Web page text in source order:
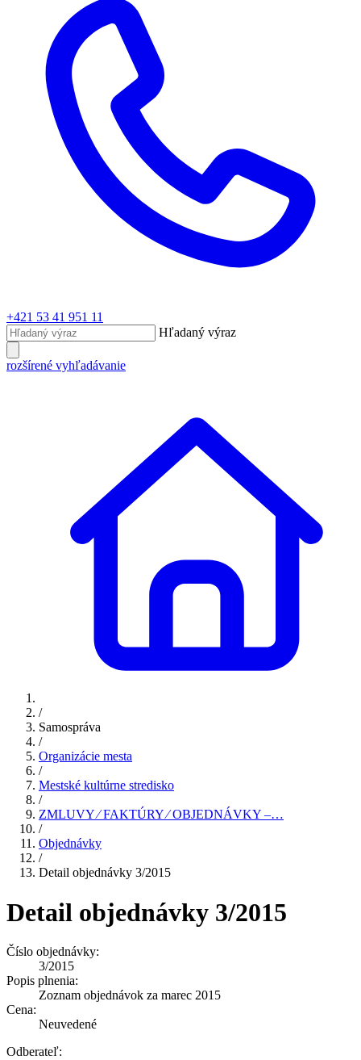
+421 53 41 951 11
Hľadaný výraz
rozšírené vyhľadávanie
/
Samospráva
/
Organizácie mesta
/
Mestské kultúrne stredisko
/
ZMLUVY ⁄ FAKTÚRY ⁄ OBJEDNÁVKY –…
/
Objednávky
/
Detail objednávky 3/2015
Detail objednávky 3/2015
Číslo objednávky:
3/2015
Popis plnenia:
Zoznam objednávok za marec 2015
Cena:
Neuvedené
Odberateľ: